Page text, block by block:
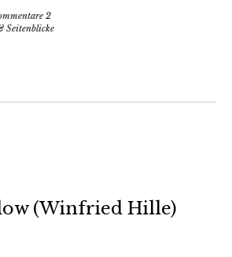
2
Seitenblicke
(Winfried Hille)